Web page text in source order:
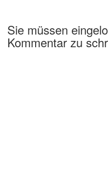
Sie müssen
Kommentar zu